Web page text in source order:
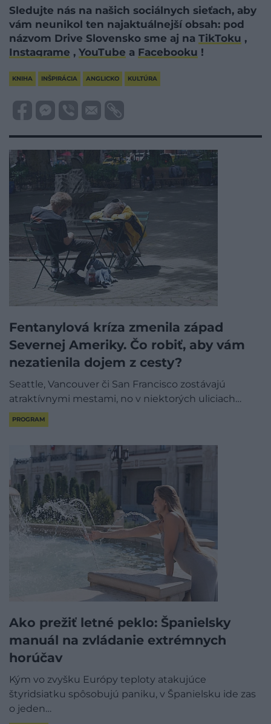
Sledujte nás na našich sociálnych sieťach, aby
vám neunikol ten najaktuálnejší obsah: pod
názvom Drive Slovensko sme aj na TikToku ,
Instagrame , YouTube a Facebooku !
KNIHA INŠPIRÁCIA ANGLICKO KULTÚRA
Fentanylová kríza zmenila západ
Severnej Ameriky. Čo robiť, aby vám
nezatienila dojem z cesty?
Seattle, Vancouver či San Francisco zostávajú
atraktívnymi mestami, no v niektorých uliciach…
PROGRAM
Ako prežiť letné peklo: Španielsky
manuál na zvládanie extrémnych
horúčav
Kým vo zvyšku Európy teploty atakujúce
štyridsiatku spôsobujú paniku, v Španielsku ide zas
o jeden…